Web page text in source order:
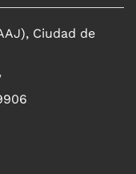
Ciudad de